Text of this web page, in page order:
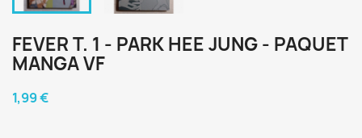
FEVER T. 1 - PARK HEE JUNG - PAQUET
MANGA VF
1,99 €